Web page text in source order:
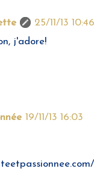
25/11/13 10:46
j'adore!
19/11/13 16:03